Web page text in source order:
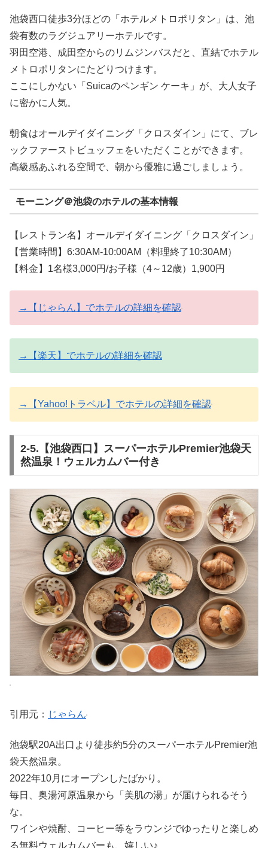
池袋西口徒歩3分ほどの「ホテルメトロポリタン」は、池
袋有数のラグジュアリーホテルです。
羽田空港、成田空からのリムジンバスだと、直結でホテル
メトロポリタンにたどりつけます。
ここにしかない「Suicaのペンギン ケーキ」が、大人女子
に密かに人気。
朝食はオールデイダイニング「クロスダイン」にて、ブレ
ックファーストビュッフェをいただくことができます。
高級感あふれる空間で、朝から優雅に過ごしましょう。
モーニング＠池袋のホテルの基本情報
【レストラン名】オールデイダイニング「クロスダイン」
【営業時間】6:30AM-10:00AM（料理終了10:30AM）
【料金】1名様3,000円/お子様（4～12歳）1,900円
→【じゃらん】でホテルの詳細を確認
→【楽天】でホテルの詳細を確認
→【Yahoo!トラベル】でホテルの詳細を確認
2-5.【池袋西口】スーパーホテルPremier池袋天
然温泉！ウェルカムバー付き
引用元： じゃらん
池袋駅20A出口より徒歩約5分のスーパーホテルPremier池
袋天然温泉。
2022年10月にオープンしたばかり。
毎日、奥湯河原温泉から「美肌の湯」が届けられるそう
な。
ワインや焼酎、コーヒー等をラウンジでゆったりと楽しめ
る無料ウェルカムバーも、嬉しい♪